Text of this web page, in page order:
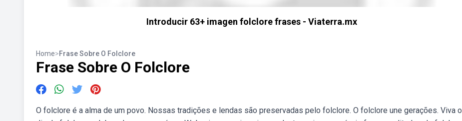
Introducir 63+ imagen folclore frases - Viaterra.mx
Home>Frase Sobre O Folclore
Frase Sobre O Folclore
O folclore é a alma de um povo. Nossas tradições e lendas são preservadas pelo folclore. O folclore une gerações. Viva o